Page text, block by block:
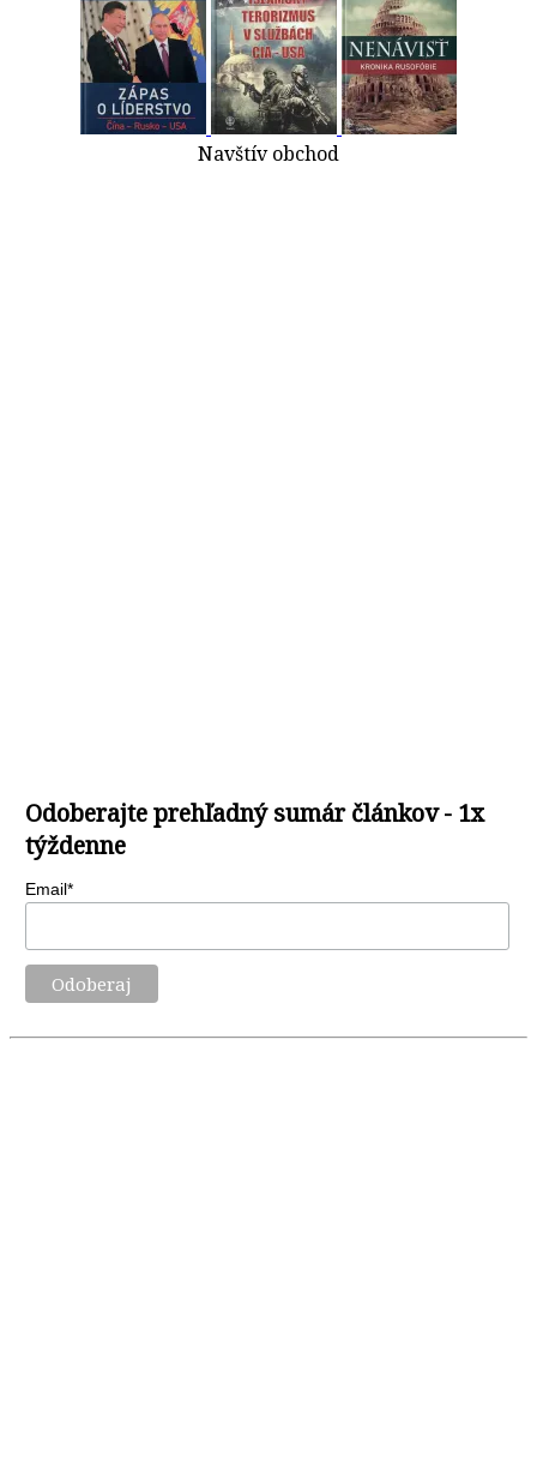
Navštív obchod
Odoberajte prehľadný sumár článkov - 1x
týždenne
Email*